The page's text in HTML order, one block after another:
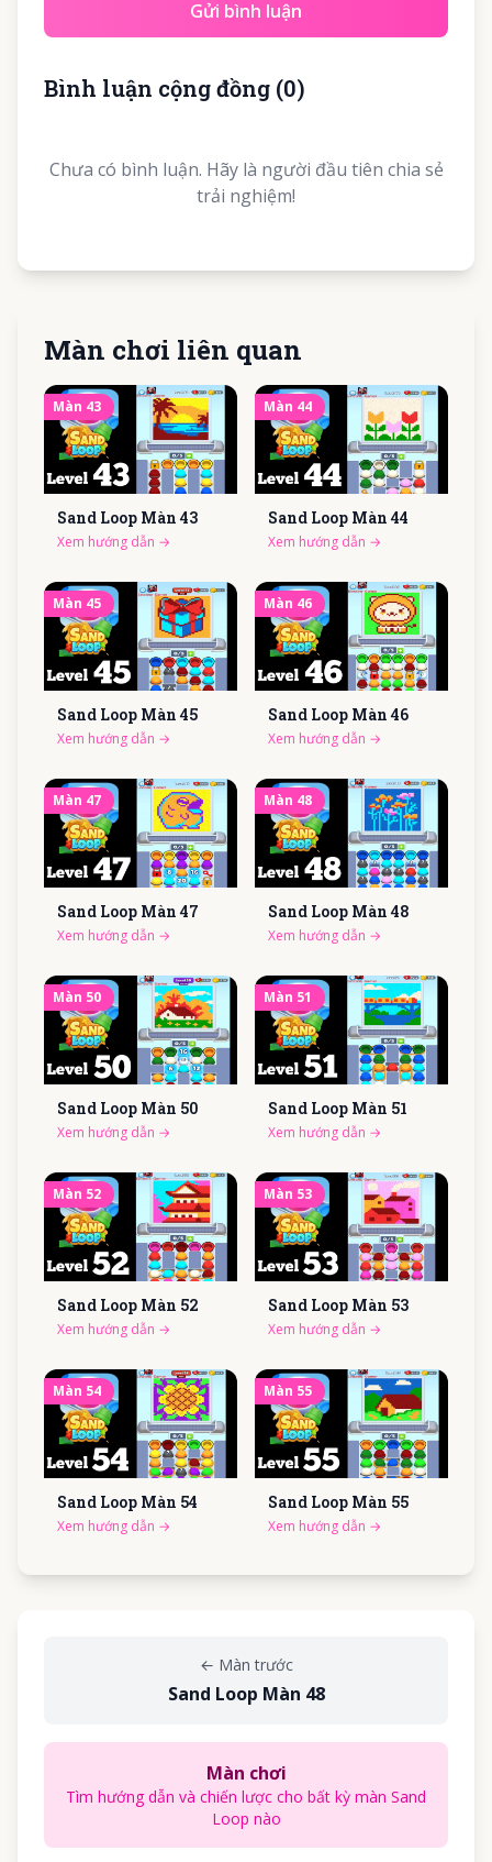
Gửi bình luận
Bình luận cộng đồng (0)
Chưa có bình luận. Hãy là người đầu tiên chia sẻ
trải nghiệm!
Màn chơi liên quan
Màn 43
Sand Loop Màn 43
Xem hướng dẫn →
Màn 44
Sand Loop Màn 44
Xem hướng dẫn →
Màn 45
Sand Loop Màn 45
Xem hướng dẫn →
Màn 46
Sand Loop Màn 46
Xem hướng dẫn →
Màn 47
Sand Loop Màn 47
Xem hướng dẫn →
Màn 48
Sand Loop Màn 48
Xem hướng dẫn →
Màn 50
Sand Loop Màn 50
Xem hướng dẫn →
Màn 51
Sand Loop Màn 51
Xem hướng dẫn →
Màn 52
Sand Loop Màn 52
Xem hướng dẫn →
Màn 53
Sand Loop Màn 53
Xem hướng dẫn →
Màn 54
Sand Loop Màn 54
Xem hướng dẫn →
Màn 55
Sand Loop Màn 55
Xem hướng dẫn →
← Màn trước
Sand Loop Màn 48
Màn chơi
Tìm hướng dẫn và chiến lược cho bất kỳ màn Sand
Loop nào